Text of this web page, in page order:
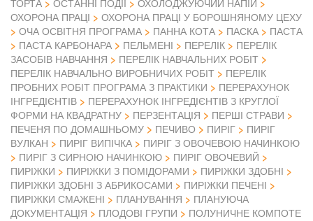
ТОРТА
ОСТАННІ ПОДІЇ
ОХОЛОДЖУЮЧИЙ НАПІЙ
ОХОРОНА ПРАЦІ
ОХОРОНА ПРАЦІ У БОРОШНЯНОМУ ЦЕХУ
ОЧА ОСВІТНЯ ПРОГРАМА
ПАННА КОТА ПАСКА
ПАСТА
ПАСТА КАРБОНАРА
ПЕЛЬМЕНІ ПЕРЕЛІК
ПЕРЕЛІК
ЗАСОБІВ НАВЧАННЯ
ПЕРЕЛІК НАВЧАЛЬНИХ РОБІТ
ПЕРЕЛІК НАВЧАЛЬНО ВИРОБНИЧИХ РОБІТ
ПЕРЕЛІК
ПРОБНИХ РОБІТ ПРОГРАМА З ПРАКТИКИ
ПЕРЕРАХУНОК
ІНГРЕДІЄНТІВ
ПЕРЕРАХУНОК ІНГРЕДІЄНТІВ З КРУГЛОЇ
ФОРМИ НА КВАДРАТНУ
ПЕРЗЕНТАЦІЯ
ПЕРШІ СТРАВИ
ПЕЧЕНЯ ПО ДОМАШНЬОМУ
ПЕЧИВО ПИРІГ
ПИРІГ
ВУЛКАН
ПИРІГ ВИПІЧКА
ПИРІГ З ОВОЧЕВОЮ НАЧИНКОЮ
ПИРІГ З СИРНОЮ НАЧИНКОЮ
ПИРІГ ОВОЧЕВИЙ
ПИРІЖКИ
ПИРІЖКИ З ПОМІДОРАМИ
ПИРІЖКИ ЗДОБНІ
ПИРІЖКИ ЗДОБНІ З АБРИКОСАМИ
ПИРІЖКИ ПЕЧЕНІ
ПИРІЖКИ СМАЖЕНІ
ПЛАНУВАННЯ
ПЛАНУЮЧА
ДОКУМЕНТАЦІЯ
ПЛОДОВІ ГРУПИ
ПОЛУНИЧНЕ КОМПОТЕ